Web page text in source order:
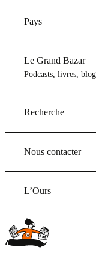
Pays
Le Grand Bazar
Podcasts, livres,
Recherche
Nous contacter
L’Ours